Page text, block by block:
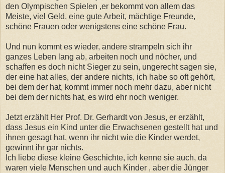
den Olympischen Spielen ,er bekommt von allem das
Meiste, viel Geld, eine gute Arbeit, mächtige Freunde,
schöne Frauen oder wenigstens eine schöne Frau.
Und nun kommt es wieder, andere strampeln sich ihr
ganzes Leben lang ab, arbeiten noch und nöcher, und
schaffen es doch nicht Sieger zu sein, ungerecht sagen sie,
der eine hat alles, der andere nichts, ich habe so oft gehört,
bei dem der hat, kommt immer noch mehr dazu, aber nicht
bei dem der nichts hat, es wird ehr noch weniger.
Jetzt erzählt Her Prof. Dr. Gerhardt von Jesus, er erzählt,
dass Jesus ein Kind unter die Erwachsenen gestellt hat und
ihnen gesagt hat, wenn ihr nicht wie die Kinder werdet,
gewinnt ihr gar nichts.
Ich liebe diese kleine Geschichte, ich kenne sie auch, da
waren viele Menschen und auch Kinder , aber die Jünger